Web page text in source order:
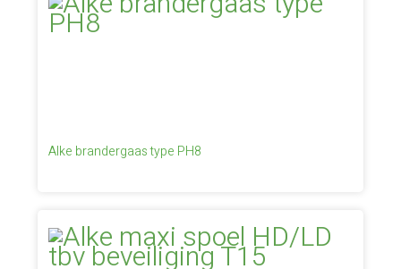
Alke brandergaas type PH8